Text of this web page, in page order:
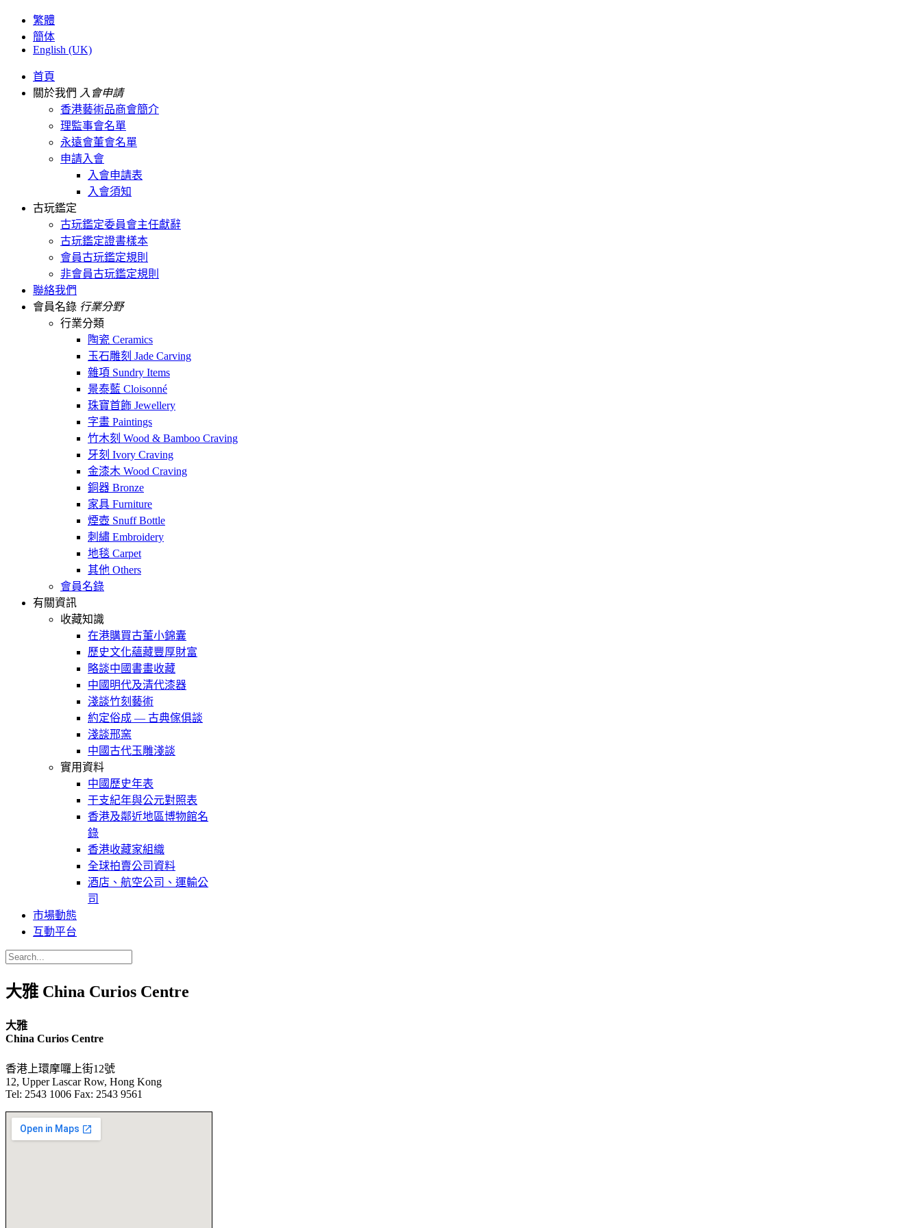
繁體
簡体
English (UK)
首頁
關於我們 入會申請
香港藝術品商會簡介
理監事會名單
永遠會董會名單
申請入會
入會申請表
入會須知
古玩鑑定
古玩鑑定委員會主任獻辭
古玩鑑定證書樣本
會員古玩鑑定規則
非會員古玩鑑定規則
聯絡我們
會員名錄 行業分野
行業分類
陶瓷 Ceramics
玉石雕刻 Jade Carving
雜項 Sundry Items
景泰藍 Cloisonné
珠寶首飾 Jewellery
字畫 Paintings
竹木刻 Wood & Bamboo Craving
牙刻 Ivory Craving
金漆木 Wood Craving
銅器 Bronze
家具 Furniture
煙壺 Snuff Bottle
刺繡 Embroidery
地毯 Carpet
其他 Others
會員名錄
有關資訊
收藏知識
在港購買古董小錦囊
歷史文化蘊藏豐厚財富
略談中國書畫收藏
中國明代及清代漆器
淺談竹刻藝術
約定俗成 — 古典傢俱談
淺談邢窯
中國古代玉雕淺談
實用資料
中國歷史年表
干支紀年與公元對照表
香港及鄰近地區博物館名
錄
香港收藏家組織
全球拍賣公司資料
酒店、航空公司、運輸公
司
市場動態
互動平台
大雅 China Curios Centre
大雅
China Curios Centre
香港上環摩囉上街12號
12, Upper Lascar Row, Hong Kong
Tel: 2543 1006 Fax: 2543 9561